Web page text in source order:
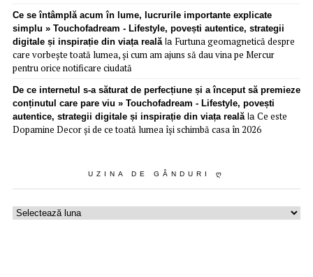
Ce se întâmplă acum în lume, lucrurile importante explicate
simplu » Touchofadream - Lifestyle, povești autentice, strategii
digitale și inspirație din viața realăla Furtuna geomagnetică despre
care vorbește toată lumea, și cum am ajuns să dau vina pe Mercur
pentru orice notificare ciudată
De ce internetul s-a săturat de perfecțiune și a început să premieze
conținutul care pare viu » Touchofadream - Lifestyle, povești
autentice, strategii digitale și inspirație din viața realăla Ce este
Dopamine Decor și de ce toată lumea își schimbă casa în 2026
UZINA DE GÂNDURI Ღ
Uzina